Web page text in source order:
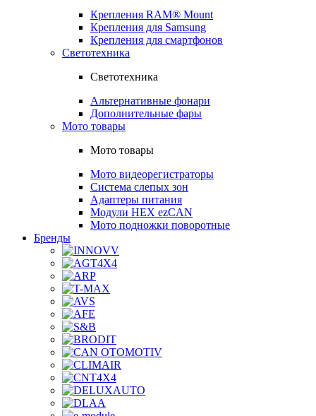
Крепления RAM® Mount
Крепления для Samsung
Крепления для смартфонов
Светотехника
Светотехника
Альтернативные фонари
Дополнительные фары
Мото товары
Мото товары
Мото видеорегистраторы
Система слепых зон
Адаптеры питания
Модули HEX ezCAN
Мото подножки поворотные
Бренды